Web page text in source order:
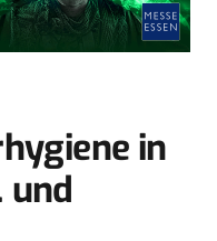
in
und